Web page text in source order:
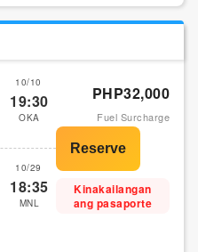
10/10
19:30
OKA
10/29
18:35
MNL
PHP32,000
Fuel Surcharge
Kinakailangan
ang pasaporte